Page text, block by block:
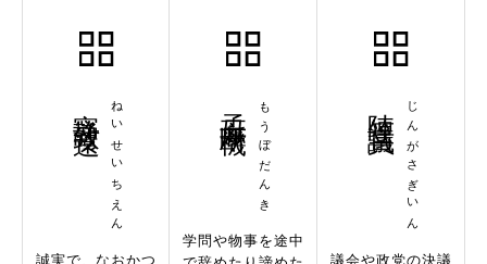
ねいせいちえん
誠実で、なおかつ
もうぼだんき
学問や物事を途中
じんがさぎいん
議会や政党の決議